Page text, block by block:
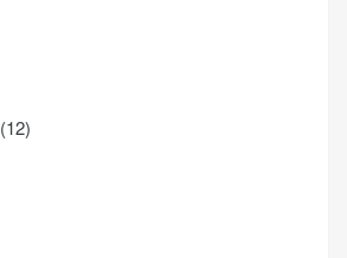
(12)